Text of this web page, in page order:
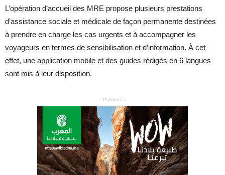
L’opération d’accueil des MRE propose plusieurs prestations
d’assistance sociale et médicale de façon permanente destinées
à prendre en charge les cas urgents et à accompagner les
voyageurs en termes de sensibilisation et d’information. À cet
effet, une application mobile et des guides rédigés en 6 langues
sont mis à leur disposition.
- Publicité -